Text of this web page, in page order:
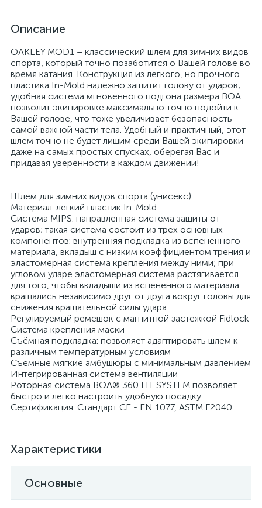
Описание
OAKLEY MOD1 – классический шлем для зимних видов
спорта, который точно позаботится о Вашей голове во
время катания. Конструкция из легкого, но прочного
пластика In-Mold надежно защитит голову от ударов;
удобная система мгновенного подгона размера BOA
позволит экипировке максимально точно подойти к
Вашей голове, что тоже увеличивает безопасность
самой важной части тела. Удобный и практичный, этот
шлем точно не будет лишим среди Вашей экипировки
даже на самых простых спусках, оберегая Вас и
придавая уверенности в каждом движении!
Шлем для зимних видов спорта (унисекс)
Материал: легкий пластик In-Mold
Система MIPS: направленная система защиты от
ударов; такая система состоит из трех основных
компонентов: внутренняя подкладка из вспененного
материала, вкладыш с низким коэффициентом трения и
эластомерная система крепления между ними; при
угловом ударе эластомерная система растягивается
для того, чтобы вкладыши из вспененного материала
вращались независимо друг от друга вокруг головы для
снижения вращательной силы удара
Регулируемый ремешок с магнитной застежкой Fidlock
Система крепления маски
Съёмная подкладка: позволяет адаптировать шлем к
различным температурным условиям
Съёмные мягкие амбушюры с минимальным давлением
Интегрированная система вентиляции
Роторная система BOA® 360 FIT SYSTEM позволяет
быстро и легко настроить удобную посадку
Сертификация: Стандарт CE - EN 1077, ASTM F2040
Характеристики
Основные